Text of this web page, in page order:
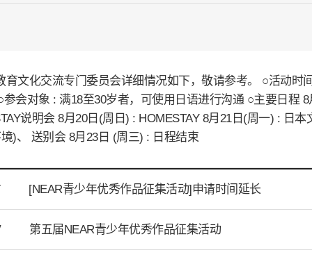
育文化交流专门委员会详细情况如下，敬请参考。 ○活动时
参会对象 : 满18至30岁者，可使用日语进行沟通 ○主要日程
说明会 8月20日(周日) : HOMESTAY 8月21日(周一) : 日
)、 送别会 8月23日 (周三) : 日程结束
[NEAR青少年优秀作品征集活动]申请时间延长
第五届NEAR青少年优秀作品征集活动